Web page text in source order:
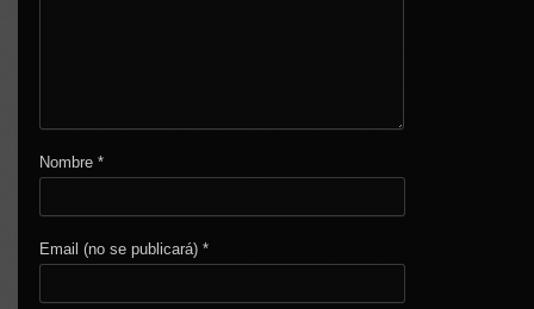
Nombre*
Email (no se publicará)*